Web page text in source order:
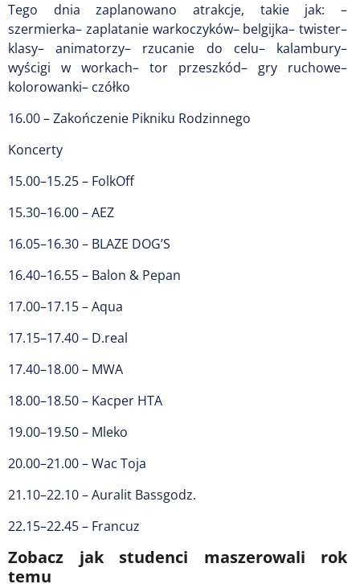
Tego dnia zaplanowano atrakcje, takie jak: –
szermierka– zaplatanie warkoczyków– belgijka– twister–
klasy– animatorzy– rzucanie do celu– kalambury–
wyścigi w workach– tor przeszkód– gry ruchowe–
kolorowanki– czółko
16.00 – Zakończenie Pikniku Rodzinnego
Koncerty
15.00–15.25 – FolkOff
15.30–16.00 – AEZ
16.05–16.30 – BLAZE DOG’S
16.40–16.55 – Balon & Pepan
17.00–17.15 – Aqua
17.15–17.40 – D.real
17.40–18.00 – MWA
18.00–18.50 – Kacper HTA
19.00–19.50 – Mleko
20.00–21.00 – Wac Toja
21.10–22.10 – Auralit Bassgodz.
22.15–22.45 – Francuz
Zobacz jak studenci maszerowali rok
temu